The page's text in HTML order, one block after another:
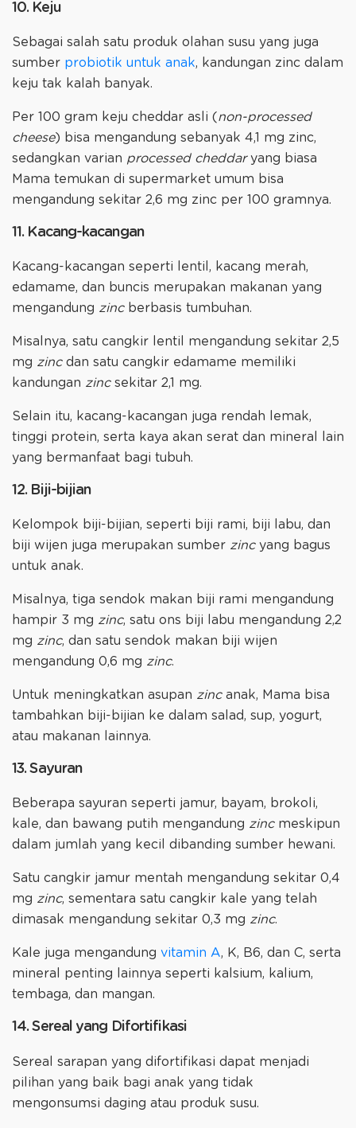
10. Keju
Sebagai salah satu produk olahan susu yang juga
sumber probiotik untuk anak, kandungan zinc dalam
keju tak kalah banyak.
Per 100 gram keju cheddar asli (non-processed
cheese) bisa mengandung sebanyak 4,1 mg zinc,
sedangkan varian processed cheddaryang biasa
Mama temukan di supermarket umum bisa
mengandung sekitar 2,6 mg zinc per 100 gramnya.
11. Kacang-kacangan
Kacang-kacangan seperti lentil, kacang merah,
edamame, dan buncis merupakan makanan yang
mengandung zinc berbasis tumbuhan.
Misalnya, satu cangkir lentil mengandung sekitar 2,5
mg zincdan satu cangkir edamame memiliki
kandungan zincsekitar 2,1 mg.
Selain itu, kacang-kacangan juga rendah lemak,
tinggi protein, serta kaya akan serat dan mineral lain
yang bermanfaat bagi tubuh.
12. Biji-bijian
Kelompok biji-bijian, seperti biji rami, biji labu, dan
biji wijen juga merupakan sumber zincyang bagus
untuk anak.
Misalnya, tiga sendok makan biji rami mengandung
hampir 3 mg zinc, satu ons biji labu mengandung 2,2
mg zinc, dan satu sendok makan biji wijen
mengandung 0,6 mg zinc.
Untuk meningkatkan asupan zincanak, Mama bisa
tambahkan biji-bijian ke dalam salad, sup, yogurt,
atau makanan lainnya.
13. Sayuran
Beberapa sayuran seperti jamur, bayam, brokoli,
kale, dan bawang putih mengandung zinc meskipun
dalam jumlah yang kecil dibanding sumber hewani.
Satu cangkir jamur mentah mengandung sekitar 0,4
mg zinc, sementara satu cangkir kale yang telah
dimasak mengandung sekitar 0,3 mg zinc.
Kale juga mengandung vitamin A, K, B6, dan C, serta
mineral penting lainnya seperti kalsium, kalium,
tembaga, dan mangan.
14. Sereal yang Difortifikasi
Sereal sarapan yang difortifikasi dapat menjadi
pilihan yang baik bagi anak yang tidak
mengonsumsi daging atau produk susu.